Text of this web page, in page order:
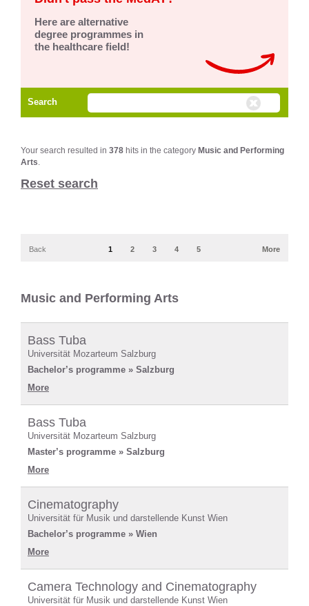
Here are alternative
degree programmes in
the healthcare field!
Search
Your search resulted in 378 hits in the category Music and Performing
Arts
Reset search
Back 1 2 3 4 5 More
Music and Performing Arts
Bass Tuba
Universität Mozarteum Salzburg
Bachelor’s programme » Salzburg
More
Bass Tuba
Universität Mozarteum Salzburg
Master’s programme » Salzburg
More
Cinematography
Universität für Musik und darstellende Kunst Wien
Bachelor’s programme » Wien
More
Camera Technology and Cinematography
Universität für Musik und darstellende Kunst Wien